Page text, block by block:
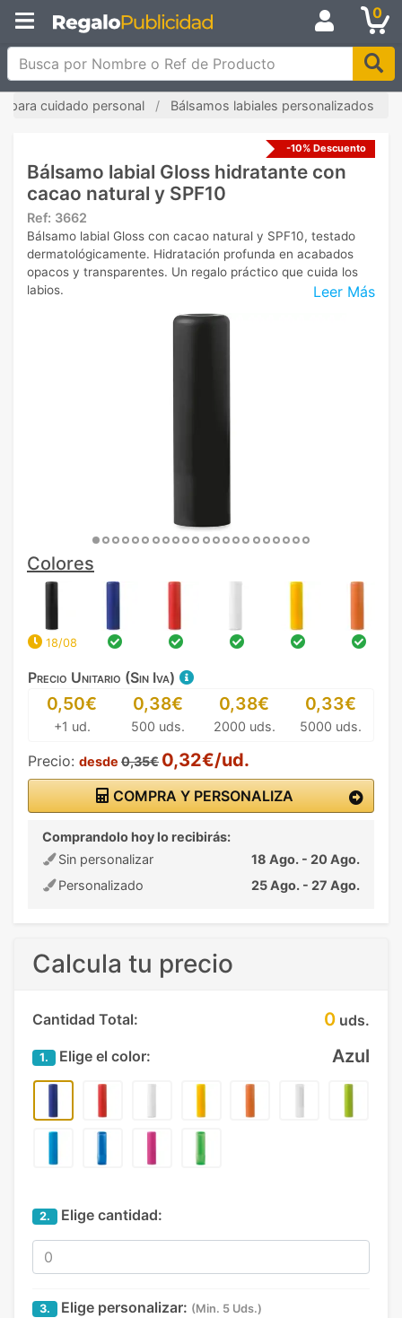
0
Busca por Nombre o Ref de Producto
para cuidado personal Bálsamos labiales personalizados
-10% Descuento
Bálsamo labial Gloss hidratante con
cacao natural y SPF10
Ref: 3662
Leer Más
Bálsamo labial Gloss con cacao natural y SPF10, testado
dermatológicamente. Hidratación profunda en acabados
opacos y transparentes. Un regalo práctico que cuida los
labios.
Colores
18/08
Precio Unitario (Sin Iva)
0,50€
+1 ud.
0,38€
500 uds.
0,38€
2000 uds.
0,33€
5000 uds.
Precio: desde 0,35€ 0,32€/ud.
COMPRA Y PERSONALIZA
Comprandolo hoy lo recibirás:
Sin personalizar
18 Ago. - 20 Ago.
Personalizado
25 Ago. - 27 Ago.
Calcula tu precio
Cantidad Total: 0 uds.
1. Elige el color: Azul
2. Elige cantidad:
3. Elige personalizar: (Min. 5 Uds.)